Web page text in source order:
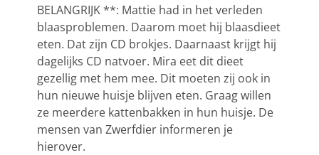
BELANGRIJK **: Mattie had in het verleden
blaasproblemen. Daarom moet hij blaasdieet
eten. Dat zijn CD brokjes. Daarnaast krijgt hij
dagelijks CD natvoer. Mira eet dit dieet
gezellig met hem mee. Dit moeten zij ook in
hun nieuwe huisje blijven eten. Graag willen
ze meerdere kattenbakken in hun huisje. De
mensen van Zwerfdier informeren je
hierover.